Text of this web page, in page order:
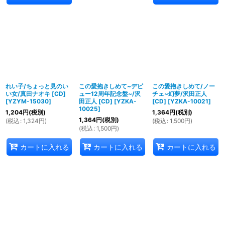
れい子/ちょっと見のい
い女/真田ナオキ [CD]
[YZYM-15030]
1,204円(税別)
(税込 : 1,324円)
カートに入れる
この愛抱きしめて~デビ
ュー12周年記念盤~/沢
田正人 [CD] [YZKA-
10025]
1,364円(税別)
(税込 : 1,500円)
カートに入れる
この愛抱きしめて/ノー
チェ~幻夢/沢田正人
[CD] [YZKA-10021]
1,364円(税別)
(税込 : 1,500円)
カートに入れる